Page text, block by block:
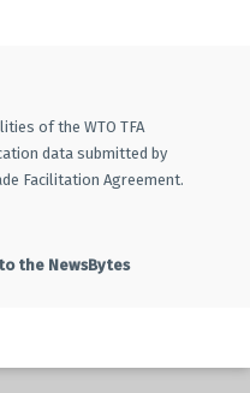
of the WTO TFA
data submitted by
Facilitation Agreement.
the NewsBytes